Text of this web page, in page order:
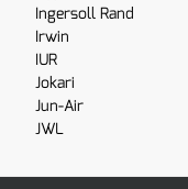
Ingersoll Rand
Irwin
IUR
Jokari
Jun-Air
JWL